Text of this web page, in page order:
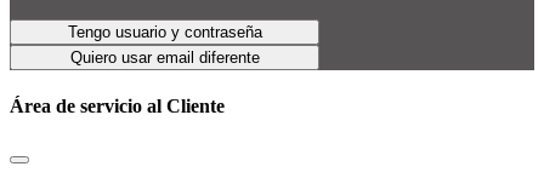
Tengo usuario y contraseña
Quiero usar email diferente
Área de servicio al Cliente